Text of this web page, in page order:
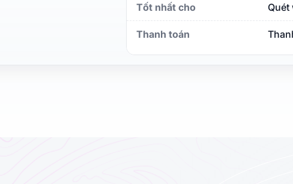
Tốt nhất cho Quét
Thanh toán